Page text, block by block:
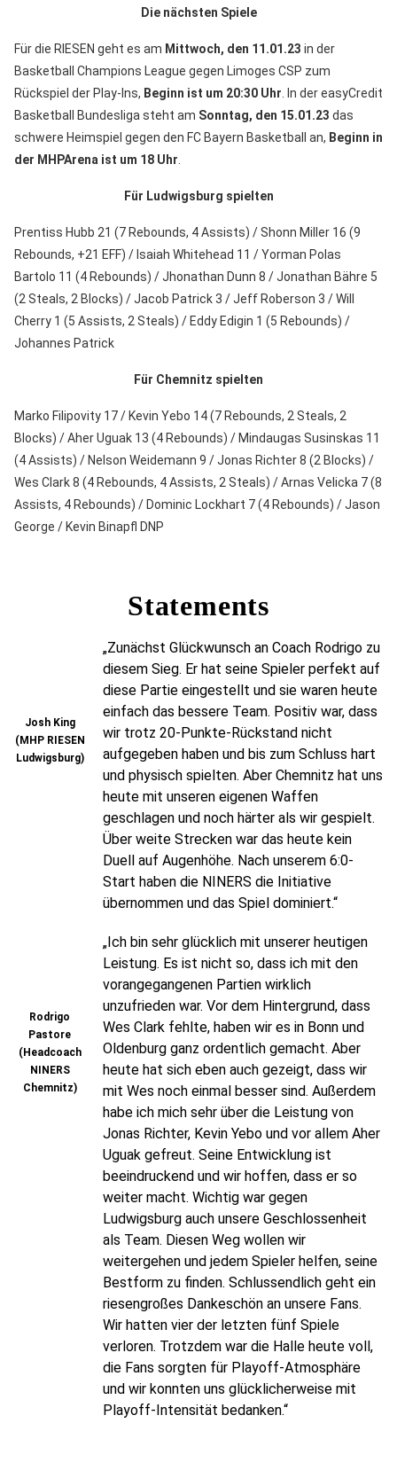
Die nächsten Spiele
Für die RIESEN geht es am Mittwoch, den 11.01.23 in der
Basketball Champions League gegen Limoges CSP zum
Rückspiel der Play-Ins, Beginn ist um 20:30 Uhr. In der easyCredit
Basketball Bundesliga steht am Sonntag, den 15.01.23 das
schwere Heimspiel gegen den FC Bayern Basketball an, Beginn in
der MHPArena ist um 18 Uhr.
Für Ludwigsburg spielten
Prentiss Hubb 21 (7 Rebounds, 4 Assists) / Shonn Miller 16 (9
Rebounds, +21 EFF) / Isaiah Whitehead 11 / Yorman Polas
Bartolo 11 (4 Rebounds) / Jhonathan Dunn 8 / Jonathan Bähre 5
(2 Steals, 2 Blocks) / Jacob Patrick 3 / Jeff Roberson 3 / Will
Cherry 1 (5 Assists, 2 Steals) / Eddy Edigin 1 (5 Rebounds) /
Johannes Patrick
Für Chemnitz spielten
Marko Filipovity 17 / Kevin Yebo 14 (7 Rebounds, 2 Steals, 2
Blocks) / Aher Uguak 13 (4 Rebounds) / Mindaugas Susinskas 11
(4 Assists) / Nelson Weidemann 9 / Jonas Richter 8 (2 Blocks) /
Wes Clark 8 (4 Rebounds, 4 Assists, 2 Steals) / Arnas Velicka 7 (8
Assists, 4 Rebounds) / Dominic Lockhart 7 (4 Rebounds) / Jason
George / Kevin Binapfl DNP
Statements
Josh King
(MHP RIESEN
Ludwigsburg)
„Zunächst Glückwunsch an Coach Rodrigo zu
diesem Sieg. Er hat seine Spieler perfekt auf
diese Partie eingestellt und sie waren heute
einfach das bessere Team. Positiv war, dass
wir trotz 20-Punkte-Rückstand nicht
aufgegeben haben und bis zum Schluss hart
und physisch spielten. Aber Chemnitz hat uns
heute mit unseren eigenen Waffen
geschlagen und noch härter als wir gespielt.
Über weite Strecken war das heute kein
Duell auf Augenhöhe. Nach unserem 6:0-
Start haben die NINERS die Initiative
übernommen und das Spiel dominiert.“
Rodrigo
Pastore
(Headcoach
NINERS
Chemnitz)
„Ich bin sehr glücklich mit unserer heutigen
Leistung. Es ist nicht so, dass ich mit den
vorangegangenen Partien wirklich
unzufrieden war. Vor dem Hintergrund, dass
Wes Clark fehlte, haben wir es in Bonn und
Oldenburg ganz ordentlich gemacht. Aber
heute hat sich eben auch gezeigt, dass wir
mit Wes noch einmal besser sind. Außerdem
habe ich mich sehr über die Leistung von
Jonas Richter, Kevin Yebo und vor allem Aher
Uguak gefreut. Seine Entwicklung ist
beeindruckend und wir hoffen, dass er so
weiter macht. Wichtig war gegen
Ludwigsburg auch unsere Geschlossenheit
als Team. Diesen Weg wollen wir
weitergehen und jedem Spieler helfen, seine
Bestform zu finden. Schlussendlich geht ein
riesengroßes Dankeschön an unsere Fans.
Wir hatten vier der letzten fünf Spiele
verloren. Trotzdem war die Halle heute voll,
die Fans sorgten für Playoff-Atmosphäre
und wir konnten uns glücklicherweise mit
Playoff-Intensität bedanken.“